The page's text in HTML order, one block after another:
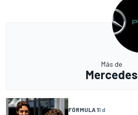
Más de
Mercedes
FÓRMULA 11 d